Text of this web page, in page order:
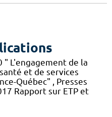
" L'engagement de la
et de services
Québec" , Presses
Rapport sur ETP et